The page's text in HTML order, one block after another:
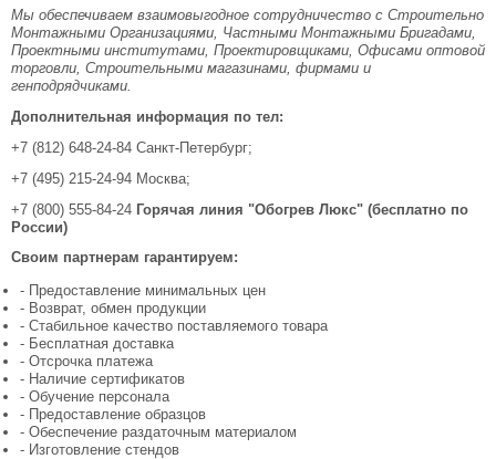
Мы обеспечиваем взаимовыгодное сотрудничество с Строительно
Монтажными Организациями, Частными Монтажными Бригадами,
Проектными институтами, Проектировщиками, Офисами оптовой
торговли, Строительными магазинами, фирмами и
генподрядчиками.
Дополнительная информация по тел:
+7 (812) 648-24-84 Санкт-Петербург;
+7 (495) 215-24-94 Москва;
+7 (800) 555-84-24 Горячая линия "Обогрев Люкс" (бесплатно по
России)
Своим партнерам гарантируем:
- Предоставление минимальных цен
- Возврат, обмен продукции
- Стабильное качество поставляемого товара
- Бесплатная доставка
- Отсрочка платежа
- Наличие сертификатов
- Обучение персонала
- Предоставление образцов
- Обеспечение раздаточным материалом
- Изготовление стендов